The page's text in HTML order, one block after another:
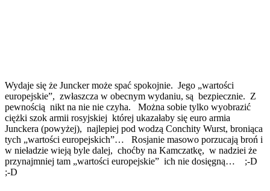
Wydaje się że Juncker może spać spokojnie. Jego „wartości
europejskie”, zwłaszcza w obecnym wydaniu, są bezpiecznie. Z
pewnością nikt na nie nie czyha. Można sobie tylko wyobrazić
ciężki szok armii rosyjskiej której ukazałaby się euro armia
Junckera (powyżej), najlepiej pod wodzą Conchity Wurst, broniąca
tych „wartości europejskich”… Rosjanie masowo porzucają broń i
w nieładzie wieją byle dalej, choćby na Kamczatkę, w nadziei że
przynajmniej tam „wartości europejskie” ich nie dosięgną… ;-D
;-D